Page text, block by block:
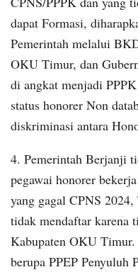
dapat Formasi,
Pemerintah melalui
OKU Timur, dan
di angkat menjadi
status honorer Non
diskriminasi antara
4. Pemerintah Berjanji
pegawai honorer
yang gagal CPNS
tidak mendaftar karena
Kabupaten OKU
berupa PPEP Penyuluh